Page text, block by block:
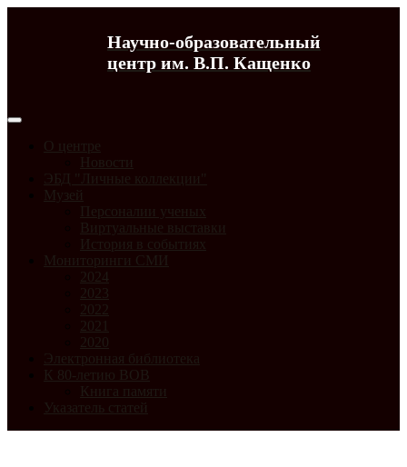
Научно-образовательный
центр им. В.П. Кащенко
О центре
Новости
ЭБД "Личные коллекции"
Музей
Персоналии ученых
Виртуальные выставки
История в событиях
Мониторинги СМИ
2024
2023
2022
2021
2020
Электронная библиотека
К 80-летию ВОВ
Книга памяти
Указатель статей